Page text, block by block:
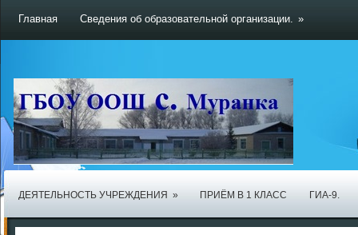
Главная Сведения об образовательной организации. »
ДЕЯТЕЛЬНОСТЬ УЧРЕЖДЕНИЯ » ПРИЁМ В 1 КЛАСС ГИА-9.